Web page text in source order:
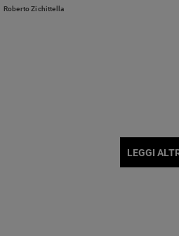
Roberto Zichittella
LEGGI